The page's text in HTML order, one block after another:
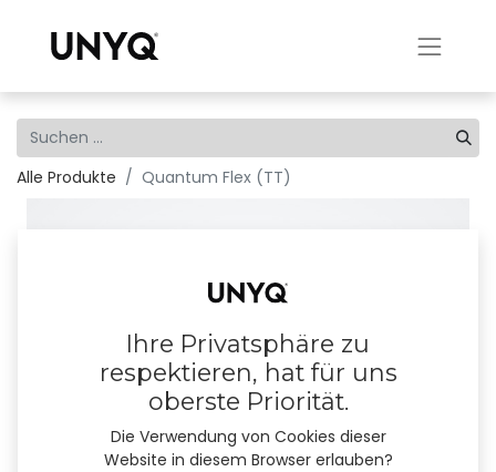
Alle Produkte Quantum Flex (TT)
Ihre Privatsphäre zu
respektieren, hat für uns
oberste Priorität.
Die Verwendung von Cookies dieser
Website in diesem Browser erlauben?